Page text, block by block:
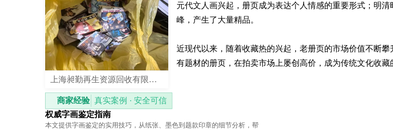
上海昶勤再生资源回收有限公司
元代文人画兴起，册页成为表达个人情感的重要形式；明
峰，产生了大量精品。
近现代以来，随着收藏热的兴起，老册页的市场价值不断
有题材的册页，在拍卖市场上屡创高价，成为传统文化收藏
商家经验 真实案例 · 安全可信
权威字画鉴定指南
本文提供字画鉴定的实用技巧，从纸张、墨色到题款印章的细节分析，帮